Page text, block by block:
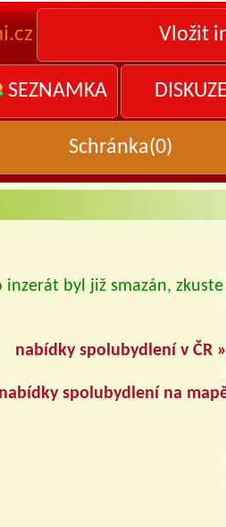
Vložit
SEZNAMKA
Schránka(0)
byl již smazán,
nabídky spolubydlení v ČR »
nabídky spolubydlení na